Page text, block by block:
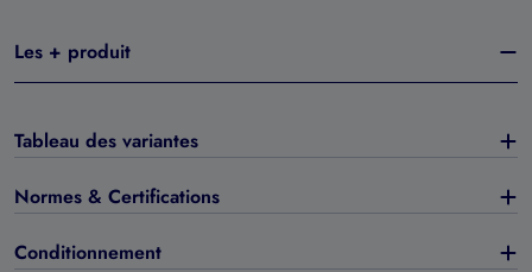
Les + produit
Tableau des variantes
Normes & Certifications
Conditionnement